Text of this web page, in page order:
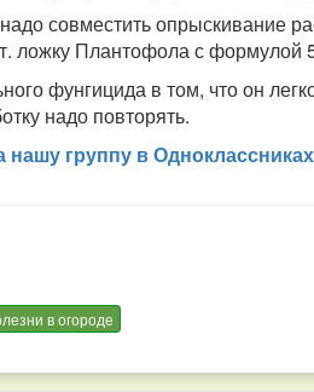
совместить опрыскивание
ложку Плантофола с формулой
фунгицида в том, что он
надо повторять.
группу в Одноклассниках
в огороде